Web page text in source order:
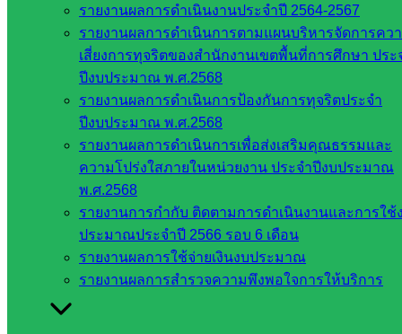
รายงานผลการดำเนินงานประจำปี 2564-2567
รายงานผลการดำเนินการตามแผนบริหารจัดการคว
เสี่ยงการทุจริตของสำนักงานเขตพื้นที่การศึกษา ประ
ปีงบประมาณ พ.ศ.2568
รายงานผลการดำเนินการป้องกันการทุจริตประจำ
ปีงบประมาณ พ.ศ.2568
รายงานผลการดำเนินการเพื่อส่งเสริมคุณธรรมและ
ความโปร่งใสภายในหน่วยงาน ประจำปีงบประมาณ
พ.ศ.2568
รายงานการกำกับ ติดตามการดำเนินงานและการใช้
ประมาณประจำปี 2566 รอบ 6 เดือน
รายงานผลการใช้จ่ายเงินงบประมาณ
รายงานผลการสำรวจความพึงพอใจการให้บริการ
สพป. ใน
สังกัด
กรมบัญชี
กลาง
สำนักงาน
ส.ก.ส.ค
หน่วยงาน
ในจังหวัด
สระแก้ว
จังหวัด